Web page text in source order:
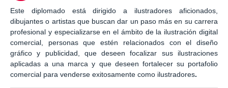
Este diplomado está dirigido a ilustradores aficionados,
dibujantes o artistas que buscan dar un paso más en su carrera
profesional y especializarse en el ámbito de la ilustración digital
comercial, personas que estén relacionados con el diseño
gráfico y publicidad, que deseen focalizar sus ilustraciones
aplicadas a una marca y que deseen fortalecer su portafolio
comercial para venderse exitosamente como ilustradores.